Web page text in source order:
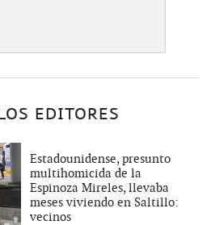
EDITORES
Estadounidense, presunto
multihomicida de la
Espinoza Mireles, llevaba
meses viviendo en Saltillo:
vecinos